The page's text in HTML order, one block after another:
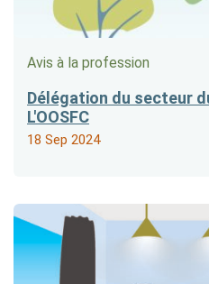
Avis à la profession
Délégation du secteur
L'OOSFC
18 Sep 2024